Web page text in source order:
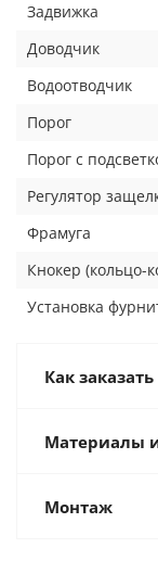
Задвижка
Доводчик
Водоотводчик
Порог
Порог с
Регулятор
Фрамуга
Кнокер (кольцо-
Установка
Как заказать
Материалы
Монтаж